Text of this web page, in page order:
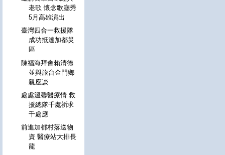
老歌 懷念歌廳秀
5月高雄演出
臺灣四合一救援隊
成功抵達加都災
區
陳福海拜會賴清德
並與旅台金門鄉
親座談
處處溫馨醫療情 救
援總隊千處祈求
千處應
前進加都村落送物
資 醫療站大排長
龍